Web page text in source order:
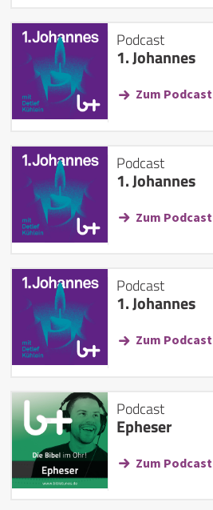
Podcast
1. Johannes
Zum Podcast
Podcast
1. Johannes
Zum Podcast
Podcast
1. Johannes
Zum Podcast
Podcast
Epheser
Zum Podcast